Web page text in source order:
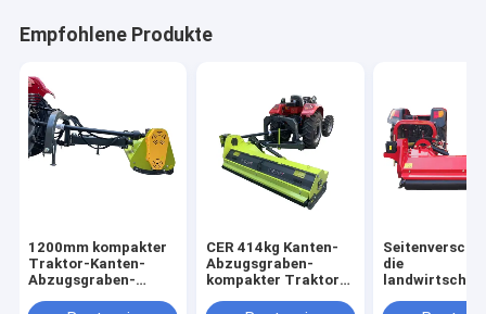
Empfohlene Produkte
1200mm kompakter
Traktor-Kanten-
Abzugsgraben-
CER 414kg Kanten-
Abzugsgraben-
kompakter Traktor-
die